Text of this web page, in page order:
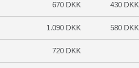
670 DKK 430 DKK
1.090 DKK 580 DKK
720 DKK